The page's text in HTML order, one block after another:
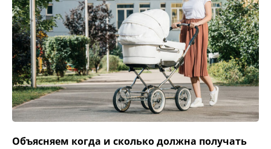
Объясняем когда и сколько должна получать